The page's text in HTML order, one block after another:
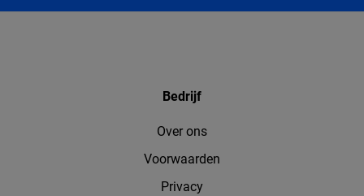
Bedrijf
Over ons
Voorwaarden
Privacy